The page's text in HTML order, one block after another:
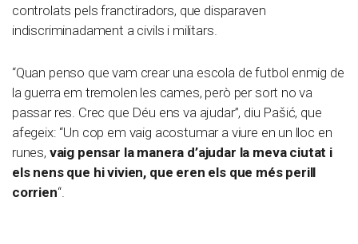
controlats pels franctiradors, que disparaven
indiscriminadament a civils i militars.
“Quan penso que vam crear una escola de futbol enmig de
la guerra em tremolen les cames, però per sort no va
passar res. Crec que Déu ens va ajudar”, diu Pašić, que
afegeix: “Un cop em vaig acostumar a viure en un lloc en
runes, vaig pensar la manera d’ajudar la meva ciutat i
els nens que hi vivien, que eren els que més perill
corrien“.